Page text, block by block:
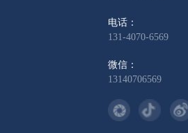
电话：
131-4070-6569
微信：
13140706569